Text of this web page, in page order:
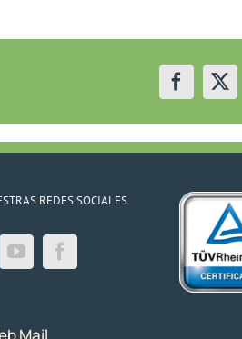
Andes
21/05/22
REDES SOCIALES